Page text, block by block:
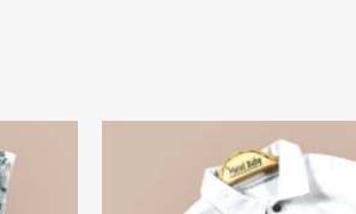
här